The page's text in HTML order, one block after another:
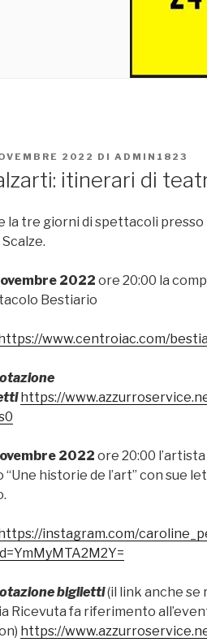
2022 DI ADMIN1823
itinerari di
la tre giorni di spettacoli
2022 ore 20:00 la
Bestiario
https://www.centroiac.com/
https://
2022 ore 20:00
“Une historie de l’art” con sue
https://instagram.com/
biglietti(il link anche
Ricevuta fa riferimento
https://